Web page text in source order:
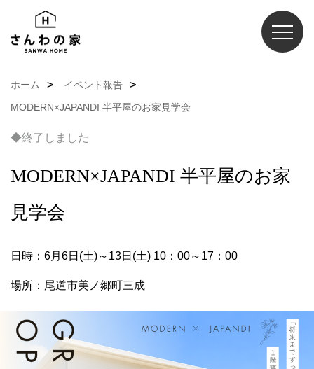
ホーム
イベント報告
MODERN×JAPANDI 半平屋のお家見学会
◆終了しました
MODERN×JAPANDI 半平屋のお家
見学会
日時：6月6日(土)～13日(土) 10：00～17：00
場所：尾道市美ノ郷町三成